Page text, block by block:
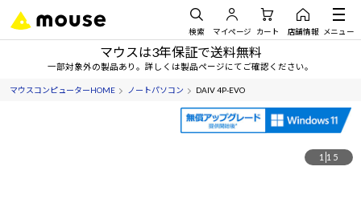
検索 マイページ カート 店舗情報 メニュー
マウスは3年保証で送料無料
一部対象外の製品あり。詳しくは製品ページにてご確認ください。
マウスコンピューターHOME ノートパソコン DAIV 4P-EVO
1 15